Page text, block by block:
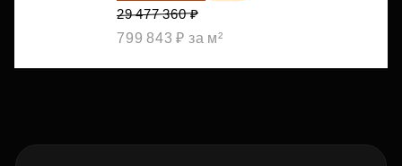
29 477 360 ₽
799 843 ₽ за м²